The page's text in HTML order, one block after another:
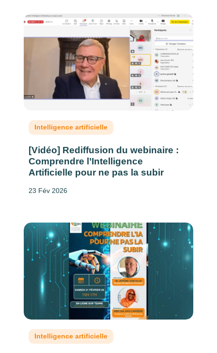
Intelligence artificielle
[Vidéo] Rediffusion du webinaire :
Comprendre l’Intelligence
Artificielle pour ne pas la subir
23 Fév 2026
Intelligence artificielle